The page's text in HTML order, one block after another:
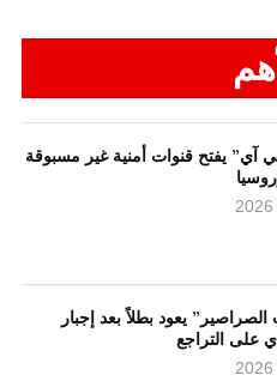
آي” يفتح قنوات أمنية غير مسبوقة
يعود بطلاً بعد إجبار
على التراجع